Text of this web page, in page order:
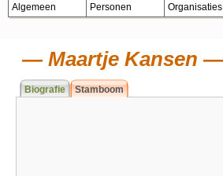
Algemeen Personen Organisaties
Maartje Kansen
Biografie Stamboom